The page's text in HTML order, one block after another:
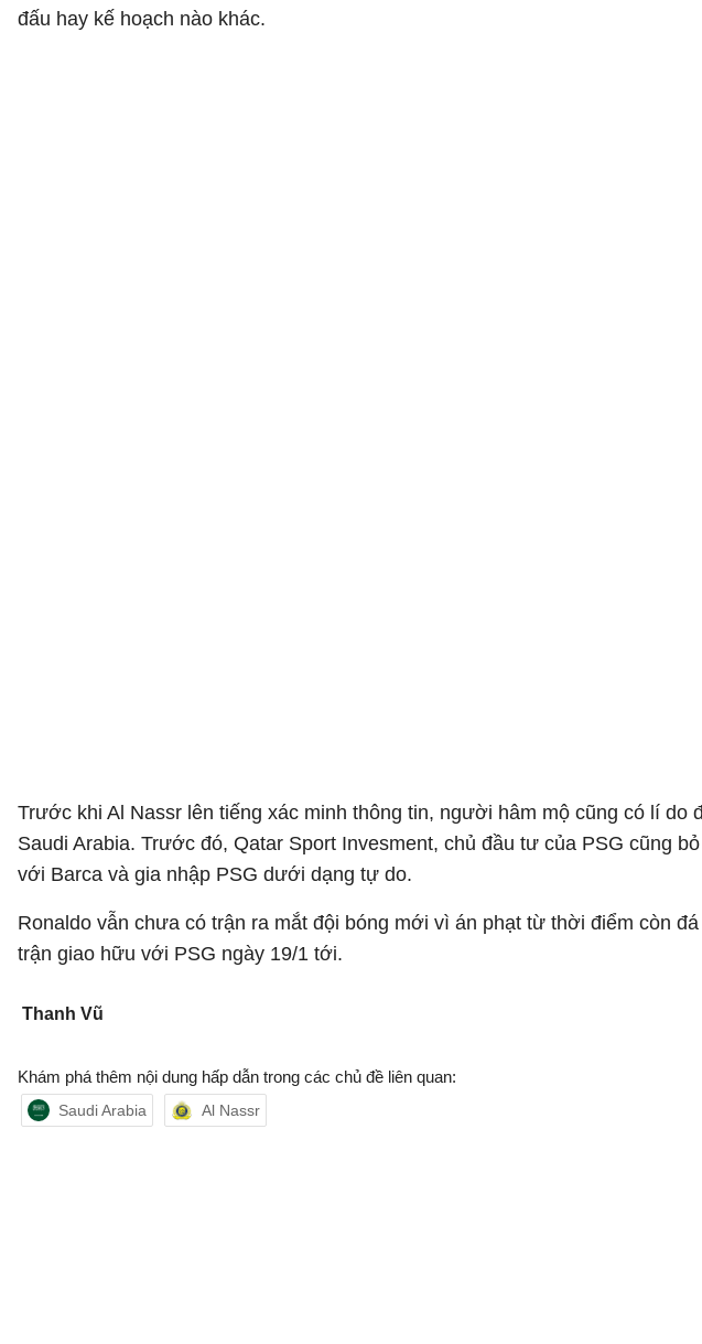
đấu hay kế hoạch nào khác.
Trước khi Al Nassr lên tiếng xác minh thông tin, người hâm mộ cũng có lí
Saudi Arabia. Trước đó, Qatar Sport Invesment, chủ đầu tư của PSG cũng
với Barca và gia nhập PSG dưới dạng tự do.
Ronaldo vẫn chưa có trận ra mắt đội bóng mới vì án phạt từ thời điểm còn
trận giao hữu với PSG ngày 19/1 tới.
Thanh Vũ
Khám phá thêm nội dung hấp dẫn trong các chủ đề liên quan:
Saudi Arabia Al Nassr